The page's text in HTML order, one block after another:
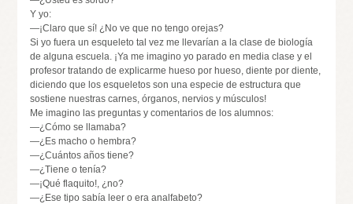
Y yo:
—¡Claro que sí! ¿No ve que no tengo orejas?
Si yo fuera un esqueleto tal vez me llevarían a la clase de biología
de alguna escuela. ¡Ya me imagino yo parado en media clase y el
profesor tratando de explicarme hueso por hueso, diente por diente,
diciendo que los esqueletos son una especie de estructura que
sostiene nuestras carnes, órganos, nervios y músculos!
Me imagino las preguntas y comentarios de los alumnos:
—¿Cómo se llamaba?
—¿Es macho o hembra?
—¿Cuántos años tiene?
—¿Tiene o tenía?
—¡Qué flaquito!, ¿no?
—¿Ese tipo sabía leer o era analfabeto?